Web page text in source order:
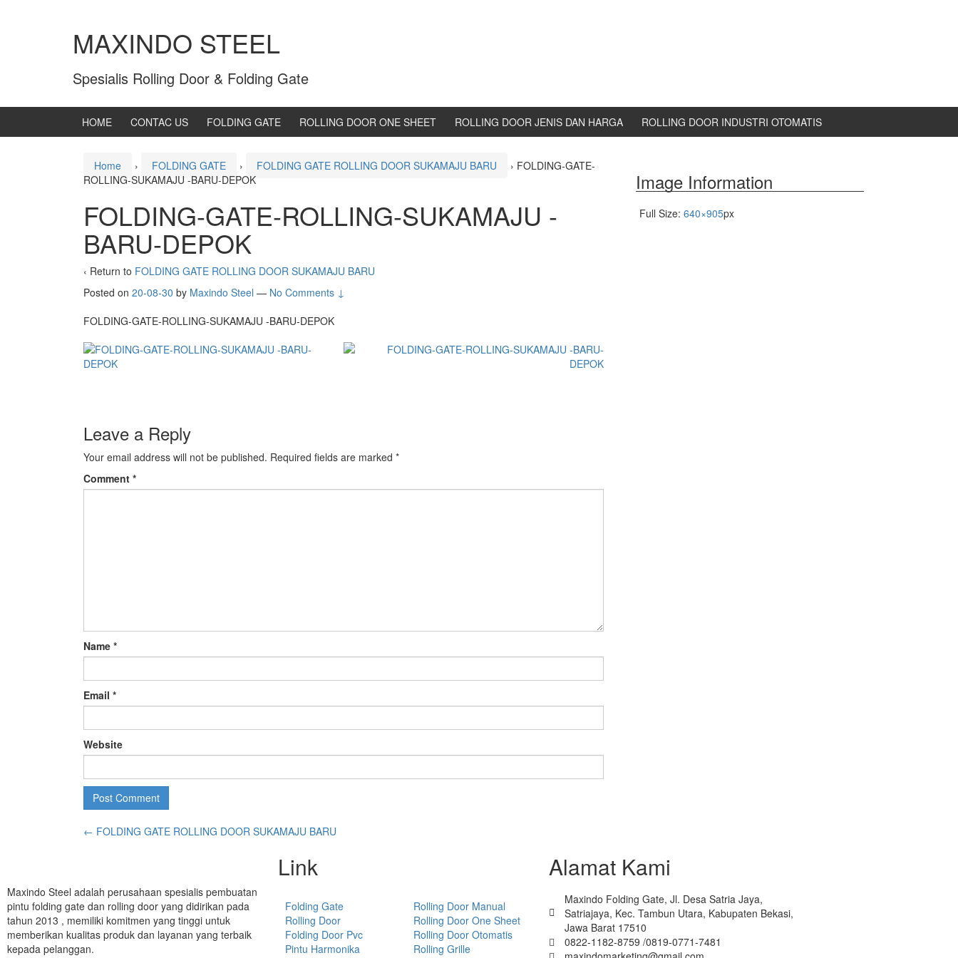
MAXINDO STEEL
Spesialis Rolling Door & Folding Gate
HOME CONTAC US FOLDING GATE ROLLING DOOR ONE SHEET ROLLING DOOR JENIS DAN HARGA ROLLING DOOR INDUSTRI OTOMATIS
Home › FOLDING GATE › FOLDING GATE ROLLING DOOR SUKAMAJU BARU › FOLDING-GATE-
ROLLING-SUKAMAJU -BARU-DEPOK
FOLDING-GATE-ROLLING-SUKAMAJU -
BARU-DEPOK
‹ Return to FOLDING GATE ROLLING DOOR SUKAMAJU BARU
Posted on 20-08-30 by Maxindo Steel — No Comments ↓
FOLDING-GATE-ROLLING-SUKAMAJU -BARU-DEPOK
Leave a Reply
Your email address will not be published. Required fields are marked *
Comment *
Name *
Email *
Website
← FOLDING GATE ROLLING DOOR SUKAMAJU BARU
Image Information
Full Size: 640×905px
Maxindo Steel adalah perusahaan spesialis pembuatan
pintu folding gate dan rolling door yang didirikan pada
tahun 2013 , memiliki komitmen yang tinggi untuk
memberikan kualitas produk dan layanan yang terbaik
kepada pelanggan.
Link
Folding Gate
Rolling Door
Folding Door Pvc
Pintu Harmonika
Rolling Door Manual
Rolling Door One Sheet
Rolling Door Otomatis
Rolling Grille
Alamat Kami
Maxindo Folding Gate, Jl. Desa Satria Jaya,
Satriajaya, Kec. Tambun Utara, Kabupaten Bekasi,
Jawa Barat 17510
0822-1182-8759 /0819-0771-7481